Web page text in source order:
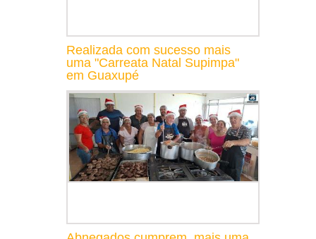
Realizada com sucesso mais
uma "Carreata Natal Supimpa"
em Guaxupé